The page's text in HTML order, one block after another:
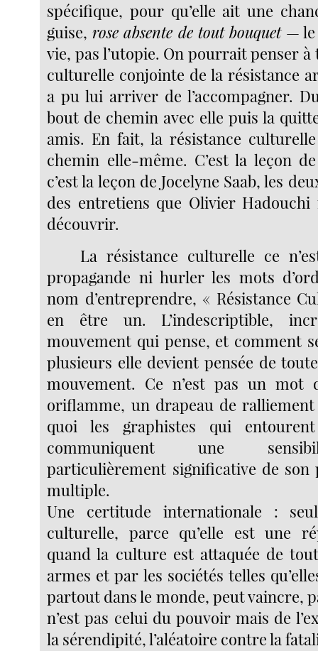
spécifique, pour qu’elle ait une
guise, rose absente de tout bouquet— le
vie, pas l’utopie. On pourrait penser
culturelle conjointe de la résistance
a pu lui arriver de l’accompagner.
bout de chemin avec elle puis la
amis. En fait, la résistance
chemin elle-même. C’est la leçon
c’est la leçon de Jocelyne Saab, les
des entretiens que Olivier
découvrir.
La résistance culturelle ce
propagande ni hurler les mots
nom d’entreprendre, « Résistance
en être un. L’indescriptible,
mouvement qui pense, et comment
plusieurs elle devient pensée de
mouvement. Ce n’est pas un mot
oriflamme, un drapeau de
quoi les graphistes qui entourent
communiquent une
particulièrement significative de
multiple.
Une certitude internationale :
culturelle, parce qu’elle est une
quand la culture est attaquée de
armes et par les sociétés telles
partout dans le monde, peut vaincre,
n’est pas celui du pouvoir mais de
la sérendipité, l’aléatoire contre la